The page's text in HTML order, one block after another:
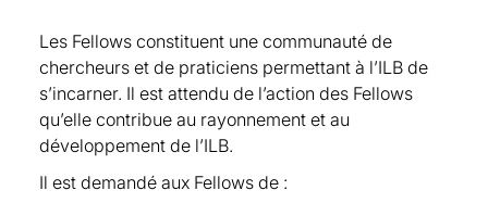
Roxana Dumitrescu, ENSAE, CREST, Fellow
depuis 2024
Christophe Dutang, Ensimag Grenoble INP,
Fellow depuis 2023
Ernst Eberlein, University of Freiburg, Fellow
Nicole El Karoui, LPSM, Fellow depuis 2016
Les Fellows constituent une communauté de
chercheurs et de praticiens permettant à l’ILB de
s’incarner. Il est attendu de l’action des Fellows
qu’elle contribue au rayonnement et au
développement de l’ILB.
Il est demandé aux Fellows de :